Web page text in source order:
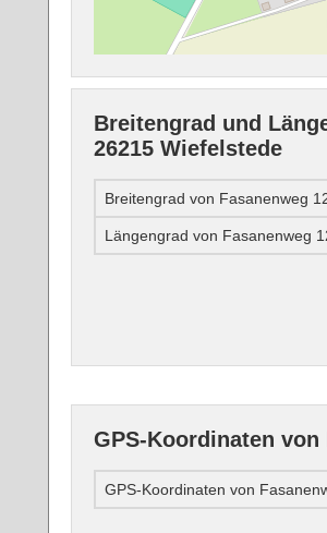
Breitengrad und
26215 Wiefelstede
Breitengrad von Fasanenweg
Längengrad von Fasanenweg
GPS-Koordinaten von
GPS-Koordinaten von